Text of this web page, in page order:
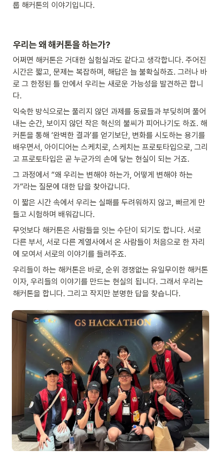
룹 해커톤의 이야기입니다.
우리는 왜 해커톤을 하는가?
어쩌면 해커톤은 거대한 실험실과도 같다고 생각합니다. 주어진
시간은 짧고, 문제는 복잡하며, 해답은 늘 불확실하죠. 그러나 바
로 그 한정된 틀 안에서 우리는 새로운 가능성을 발견하곤 합니
다.
익숙한 방식으로는 풀리지 않던 과제를 동료들과 부딪히며 풀어
내는 순간, 보이지 않던 작은 혁신의 불씨가 피어나기도 하죠. 해
커톤을 통해 ‘완벽한 결과’를 얻기보단, 변화를 시도하는 용기를
배우면서, 아이디어는 스케치로, 스케치는 프로토타입으로, 그리
고 프로토타입은 곧 누군가의 손에 닿는 현실이 되는 거죠.
그 과정에서 “왜 우리는 변해야 하는가, 어떻게 변해야 하는
가”라는 질문에 대한 답을 찾아갑니다.
이 짧은 시간 속에서 우리는 실패를 두려워하지 않고, 빠르게 만
들고 시험하며 배워갑니다.
무엇보다 해커톤은 사람들을 잇는 수단이 되기도 합니다. 서로
다른 부서, 서로 다른 계열사에서 온 사람들이 처음으로 한 자리
에 모여서 서로의 이야기를 들려주죠.
우리들이 하는 해커톤은 바로, 순위 경쟁없는 유일무이한 해커톤
이자, 우리들의 이야기를 만드는 현실의 됩니다. 그래서 우리는
해커톤을 합니다. 그리고 작지만 분명한 답을 찾습니다.